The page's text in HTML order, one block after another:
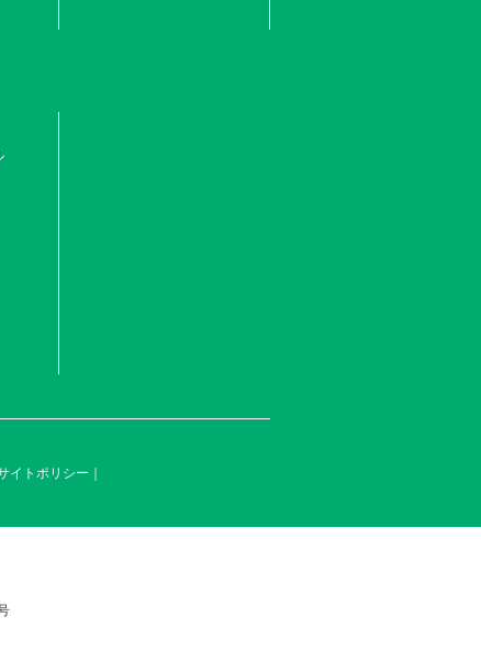
イトポリシー